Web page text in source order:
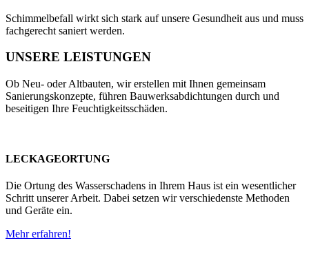
Schimmelbefall wirkt sich stark auf unsere Gesundheit aus und muss
fachgerecht saniert werden.
UNSERE LEISTUNGEN
Ob Neu- oder Altbauten, wir erstellen mit Ihnen gemeinsam
Sanierungskonzepte, führen Bauwerksabdichtungen durch und
beseitigen Ihre Feuchtigkeitsschäden.
LECKAGEORTUNG
Die Ortung des Wasserschadens in Ihrem Haus ist ein wesentlicher
Schritt unserer Arbeit. Dabei setzen wir verschiedenste Methoden
und Geräte ein.
Mehr erfahren!